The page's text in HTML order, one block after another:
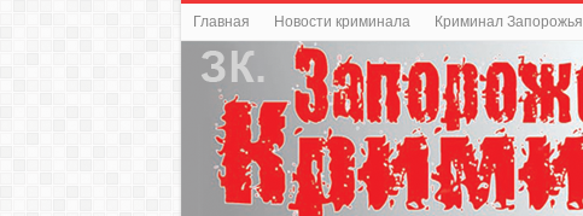
Главная Новости криминала Криминал Запорожья